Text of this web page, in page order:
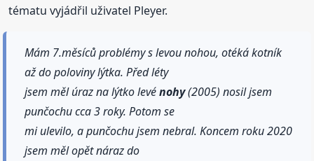
tématu vyjádřil uživatel Pleyer.
Mám 7.měsíců problémy s levou nohou, otéká kotník
až do poloviny lýtka. Před léty
jsem měl úraz na lýtko levénohy(2005) nosil jsem
punčochu cca 3 roky. Potom se
mi ulevilo, a punčochu jsem nebral. Koncem roku 2020
jsem měl opět náraz do